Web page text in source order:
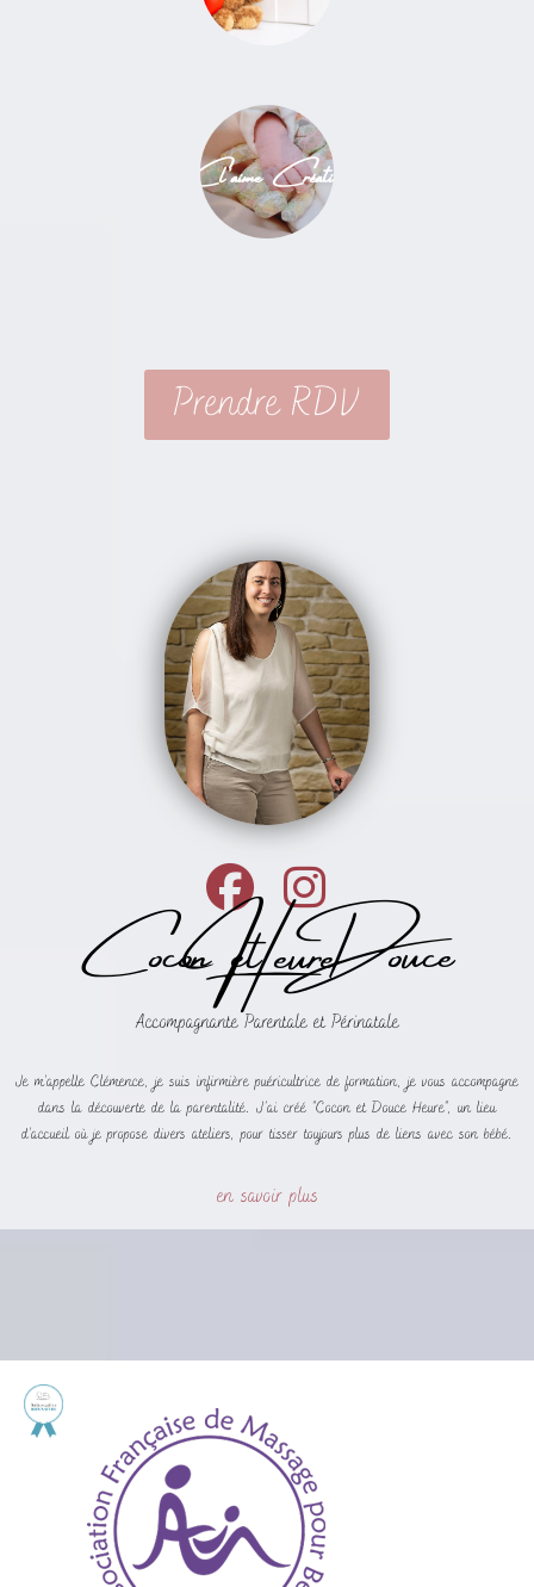
Cl'aime Création
Prendre RDV
Cocon et Douce Heure
Accompagnante Parentale et Périnatale
Je m’appelle Clémence, je suis infirmière puéricultrice de formation, je vous accompagne
dans la découverte de la parentalité. J'ai créé "Cocon et Douce Heure", un lieu
d’accueil où je propose divers ateliers, pour tisser toujours plus de liens avec son bébé.
en savoir plus